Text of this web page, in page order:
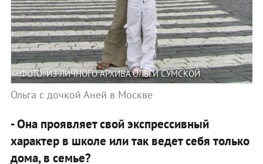
ФОТО: ИЗ ЛИЧНОГО АРХИВА ОЛЬГИ СУМСКОЙ
Ольга с дочкой Аней в Москве
- Она проявляет свой экспрессивный
характер в школе или так ведет себя только
дома, в семье?